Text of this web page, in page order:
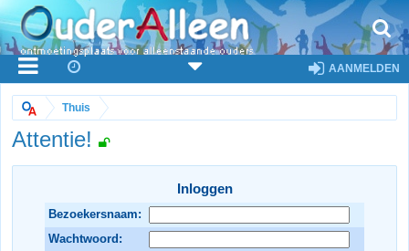
AANMELDEN
Thuis
Attentie!
Inloggen
Bezoekersnaam:
Wachtwoord: